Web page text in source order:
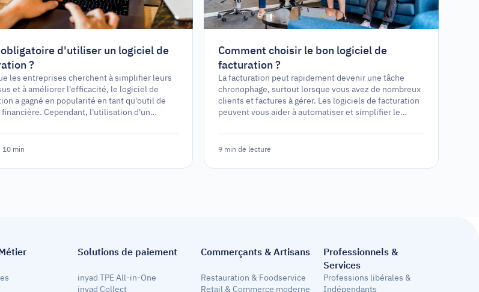
d'utiliser un logiciel de
?
les entreprises cherchent à simplifier leurs
et à améliorer l'efficacité, le logiciel de
a gagné en popularité en tant qu'outil de
Cependant, l'utilisation d'un
une option stratégique ?
10 min
Comment choisir le bon logiciel de
facturation ?
La facturation peut rapidement devenir une tâche
chronophage, surtout lorsque vous avez de nombreux
clients et factures à gérer. Les logiciels de facturation
peuvent vous aider à automatiser et simplifier le
concentrer sur d'autres aspects de votre entreprise.
Cependant, avec les nombreux choix de logiciels
9 min de lecture
Solutions de paiement Commerçants & Artisans
Professionnels &
Services
inyad TPE All-in-One
inyad Collect
Restauration & Foodservice
Retail & Commerce moderne
Professions libérales &
Indépendants